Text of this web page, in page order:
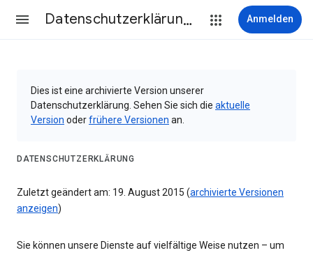
Datenschutzerklärung & Nutzungsbedingungen Anmelden
Dies ist eine archivierte Version unserer
Datenschutzerklärung. Sehen Sie sich die aktuelle
Version oderfrühere Versionen an.
DATENSCHUTZERKLÄRUNG
Zuletzt geändert am: 19. August 2015 (archivierte Versionen
anzeigen)
Sie können unsere Dienste auf vielfältige Weise nutzen – um